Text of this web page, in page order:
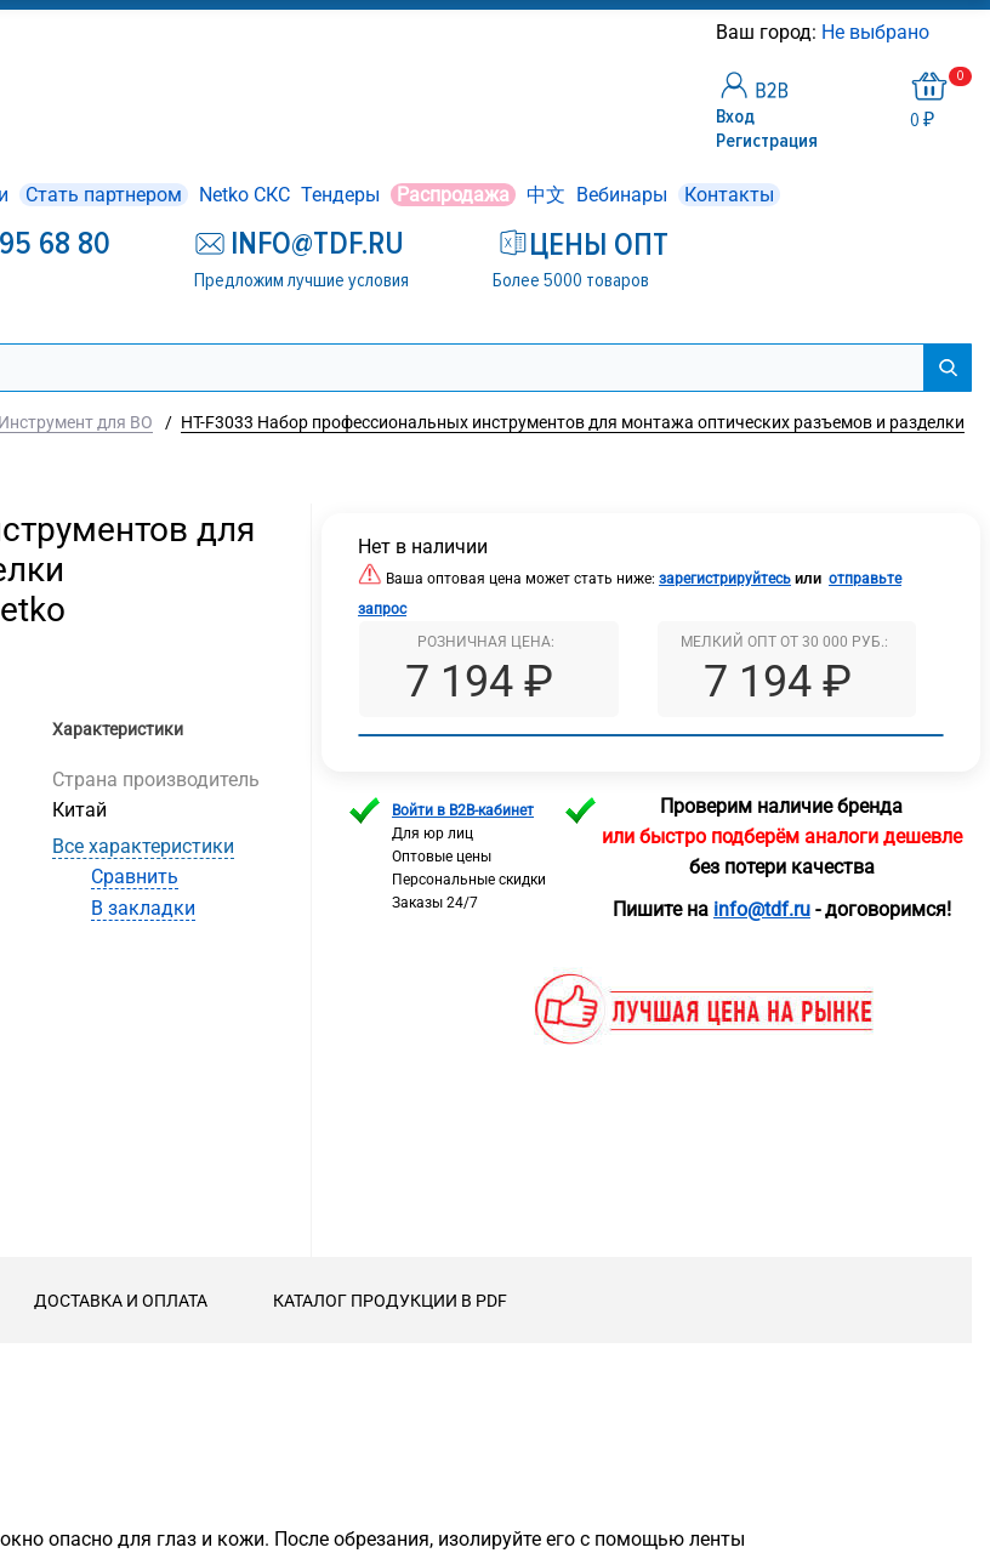
Ваш город: Не выбрано
Вход
Регистрация
0
0 ₽
Стать партнером Netko СКС Тендеры Распродажа 中文 Вебинары Контакты
68 80 INFO@TDF.RU
Предложим лучшие условия
ЦЕНЫ ОПТ
Более 5000 товаров
Инструмент для ВО / HT-F3033 Набор профессиональных инструментов для монтажа оптических разъемов и разделки
для
Характеристики
Страна производитель
Китай
Все характеристики
Сравнить
В закладки
Нет в наличии
Ваша оптовая цена может стать ниже: зарегистрируйтесь или отправьте
запрос
РОЗНИЧНАЯ ЦЕНА:
7 194 ₽
МЕЛКИЙ ОПТ ОТ 30 000 РУБ.:
7 194 ₽
Войти в B2B-кабинет
Для юр лиц
Оптовые цены
Персональные скидки
Заказы 24/7
Проверим наличие бренда
или быстро подберём аналоги дешевле
без потери качества
Пишите на info@tdf.ru- договоримся!
ДОСТАВКА И ОПЛАТА КАТАЛОГ ПРОДУКЦИИ В PDF
опасно для глаз и кожи. После обрезания, изолируйте его с помощью ленты